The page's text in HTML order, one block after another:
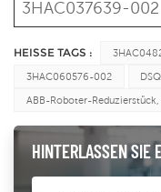
3HAC037639-002
HEISSE TAGS :
3HAC060576-002
ABB-Roboter-
HINTERLASSEN SIE